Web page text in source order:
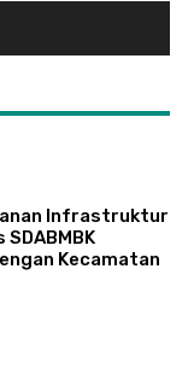
Infrastruktur
SDABMBK
Kecamatan